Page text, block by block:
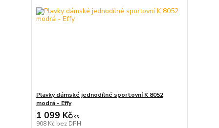
Plavky dámské jednodílné sportovní K 8052
modrá - Effy
1 099 Kč/ks
908 Kč bez DPH